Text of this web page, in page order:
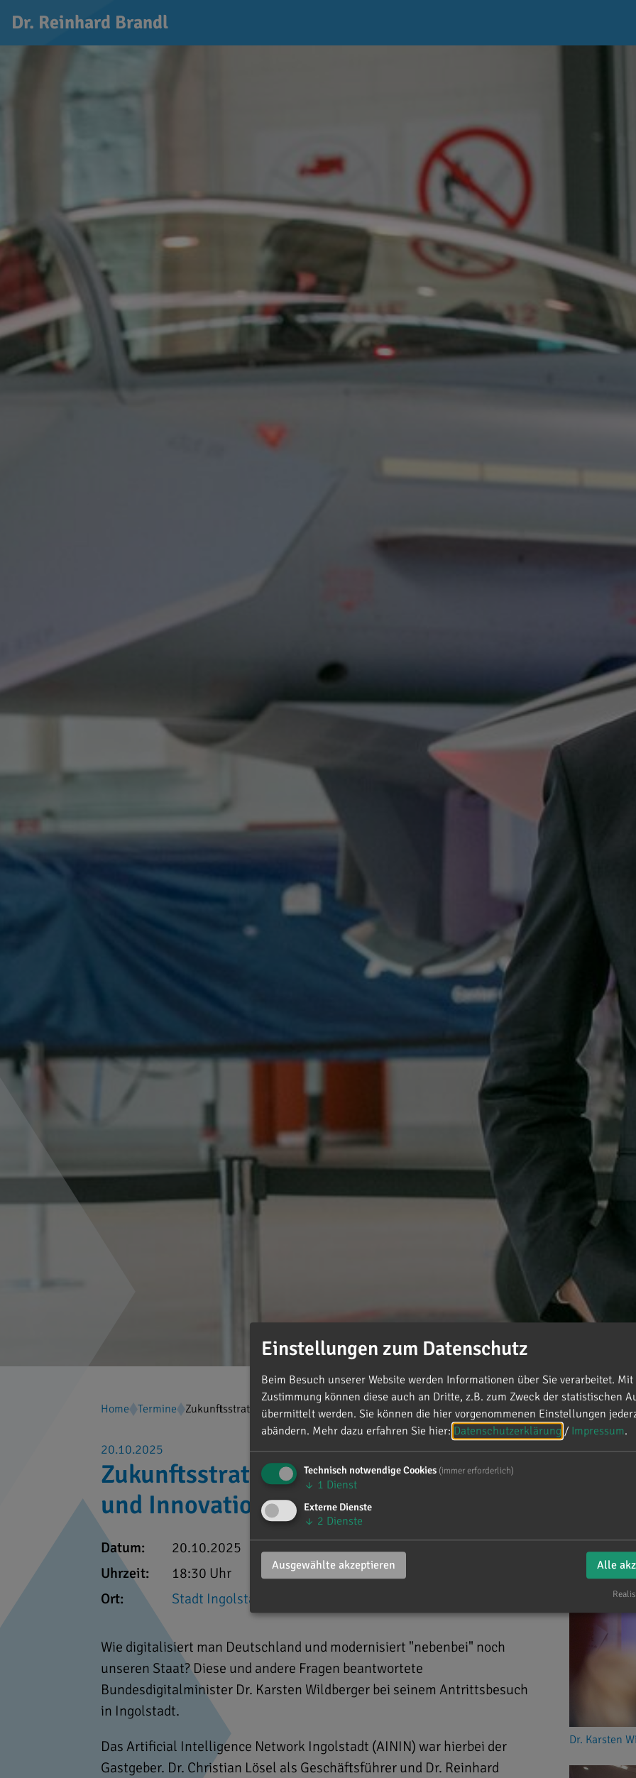
Dr. Reinhard Brandl
Home Termine Zukunftsstrategie Deutschlands in den Bereichen Digitalisierung und Innovation mit
20.10.2025
Zukunftsstrategie Deutschlands in den
und Innovation mit Bundesdigitalminister Dr.
Dr. Karsten
Datum:
20.10.2025
Uhrzeit:
18:30 Uhr
Ort:
Stadt Ingolstadt
Wie digitalisiert man Deutschland und modernisiert "nebenbei" noch
unseren Staat? Diese und andere Fragen beantwortete
Bundesdigitalminister Dr. Karsten Wildberger bei seinem Antrittsbesuch
in Ingolstadt.
Das Artificial Intelligence Network Ingolstadt (AININ) war hierbei der
Gastgeber. Dr. Christian Lösel als Geschäftsführer und Dr. Reinhard
Einstellungen zum Datenschutz
Beim Besuch unserer Website werden Informationen über Sie verarbeitet.
Zustimmung können diese auch an Dritte, z.B. zum Zweck der statistischen
übermittelt werden. Sie können die hier vorgenommenen Einstellungen
abändern. Mehr dazu erfahren Sie hier: Datenschutzerklärung / Impressum.
Technisch notwendige Cookies (immer erforderlich)
↓ 1 Dienst
Externe Dienste
↓ 2 Dienste
Ausgewählte akzeptieren Alle